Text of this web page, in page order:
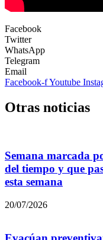
Facebook
Twitter
WhatsApp
Telegram
Email
Facebook-fYoutube
Otras noticias
Semana marcada
del tiempo y que
esta semana
20/07/2026